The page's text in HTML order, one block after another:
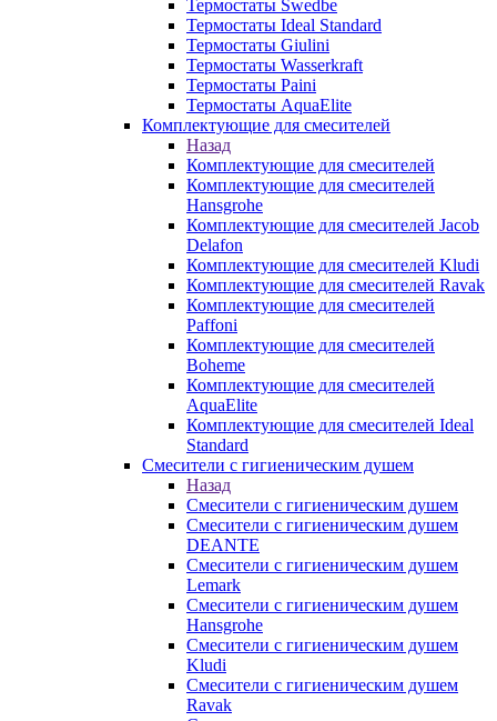
Термостаты Swedbe
Термостаты Ideal Standard
Термостаты Giulini
Термостаты Wasserkraft
Термостаты Paini
Термостаты AquaElite
Комплектующие для смесителей
Назад
Комплектующие для смесителей
Комплектующие для смесителей
Hansgrohe
Комплектующие для смесителей Jacob
Delafon
Комплектующие для смесителей Kludi
Комплектующие для смесителей Ravak
Комплектующие для смесителей
Paffoni
Комплектующие для смесителей
Boheme
Комплектующие для смесителей
AquaElite
Комплектующие для смесителей Ideal
Standard
Смесители с гигиеническим душем
Назад
Смесители с гигиеническим душем
Смесители с гигиеническим душем
DEANTE
Смесители с гигиеническим душем
Lemark
Смесители с гигиеническим душем
Hansgrohe
Смесители с гигиеническим душем
Kludi
Смесители с гигиеническим душем
Ravak